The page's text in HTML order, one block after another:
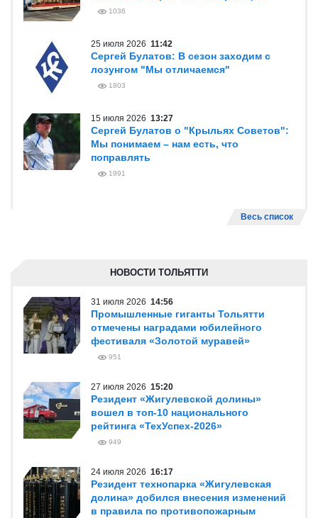
1036
25 июля 2026 11:42
Сергей Булатов: В сезон заходим с
лозунгом "Мы отличаемся"
1803
15 июля 2026 13:27
Сергей Булатов о "Крыльях Советов":
Мы понимаем – нам есть, что
поправлять
1991
Весь список
НОВОСТИ ТОЛЬЯТТИ
31 июля 2026 14:56
Промышленные гиганты Тольятти
отмечены наградами юбилейного
фестиваля «Золотой муравей»
951
27 июля 2026 15:20
Резидент «Жигулевской долины»
вошел в топ-10 национального
рейтинга «ТехУспех-2026»
949
24 июля 2026 16:17
Резидент технопарка «Жигулевская
долина» добился внесения изменений
в правила по противопожарным